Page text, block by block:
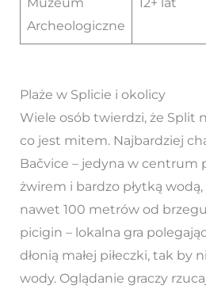
Archeologiczne
Plaże w Splicie i okolicy
Wiele osób twierdzi, że Split
co jest mitem. Najbardziej
Bačvice – jedyna w centrum
żwirem i bardzo płytką
nawet 100 metrów od
picigin – lokalna gra
dłonią małej piłeczki, tak by
wody. Oglądanie graczy